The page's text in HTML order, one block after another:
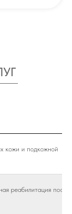
кожи и подкожной
реабилитация после